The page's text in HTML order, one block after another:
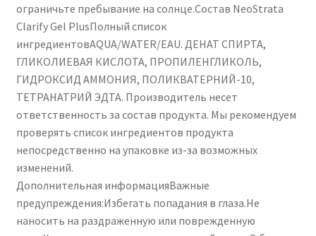
ограничьте пребывание на солнце.Состав NeoStrata
Clarify Gel PlusПолный список
ингредиентовAQUA/WATER/EAU. ДЕНАТ СПИРТА,
ГЛИКОЛИЕВАЯ КИСЛОТА, ПРОПИЛЕНГЛИКОЛЬ,
ГИДРОКСИД АММОНИЯ, ПОЛИКВАТЕРНИЙ-10,
ТЕТРАНАТРИЙ ЭДТА. Производитель несет
ответственность за состав продукта. Мы рекомендуем
проверять список ингредиентов продукта
непосредственно на упаковке из-за возможных
изменений.
Дополнительная информацияВажные
предупреждения:Избегать попадания в глаза.Не
наносить на раздраженную или поврежденную